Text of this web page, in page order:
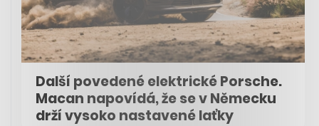
Další povedené elektrické Porsche.
Macan napovídá, že se v Německu
drží vysoko nastavené laťky